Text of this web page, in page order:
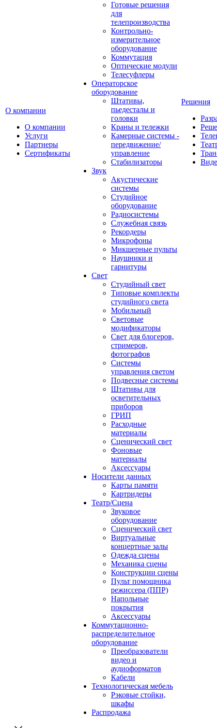
О компании
О компании
Услуги
Партнеры
Сертификаты
Готовые решения
для
телепроизводства
Контрольно-
измерительное
оборудование
Коммутация
Оптические модули
Телесуфлеры
Операторское
оборудование
Штативы,
пьедесталы и
головки
Краны и тележки
Камерные системы -
передвижение/
управление
Стабилизаторы
Звук
Акустические
системы
Студийное
оборудование
Радиосистемы
Служебная связь
Рекордеры
Микрофоны
Микшерные пульты
Наушники и
гарнитуры
Свет
Студийный свет
Типовые комплекты
студийного света
Мобильный
Световые
модификаторы
Свет для блогеров,
стримеров,
фотографов
Системы
управления светом
Подвесные системы
Штативы для
осветительных
приборов
ГРИП
Расходные
материалы
Сценический свет
Фоновые
материалы
Аксессуары
Носители данных
Карты памяти
Картридеры
Театр/Сцена
Звуковое
оборудование
Сценический свет
Виртуальные
концертные залы
Одежда сцены
Механика сцены
Конструкции сцены
Пульт помощника
режиссера (ППР)
Напольные
покрытия
Аксессуары
Коммутационно-
распределительное
оборудование
Преобразователи
видео и
аудиоформатов
Кабели
Технологическая мебель
Рэковые стойки,
шкафы
Распродажа
Решения